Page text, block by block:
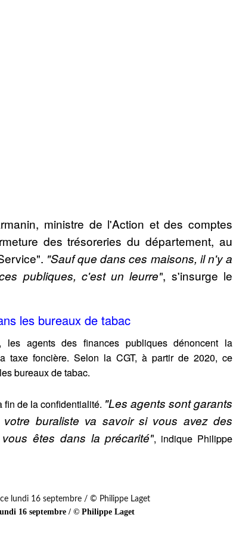
ministre de l'Action et des comptes
des trésoreries du département, au
"Sauf que dans ces maisons, il n'y a
publiques, c'est un leurre", s'insurge le
les bureaux de tabac
les agents des finances publiques dénoncent la
taxe foncière. Selon la CGT, à partir de 2020, ce
bureaux de tabac.
fin de la confidentialité. "Les agents sont garants
buraliste va savoir si vous avez des
êtes dans la précarité", indique Philippe
16 septembre / © Philippe Laget